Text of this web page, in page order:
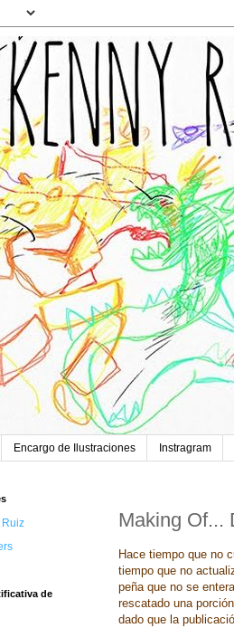
Encargo de Ilustraciones Instragram
Making Of...
Hace tiempo que no
tiempo que no
peña que no se
rescatado una
dado que la
Ruiz
de